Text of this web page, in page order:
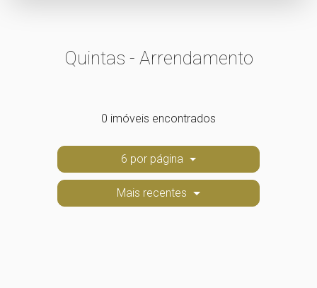
Quintas - Arrendamento
0 imóveis encontrados
6 por página
Mais recentes